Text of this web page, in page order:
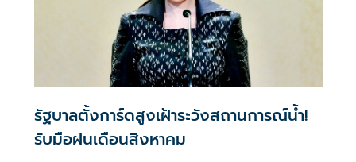
รัฐบาลตั้งการ์ดสูงเฝ้าระวังสถานการณ์น้ำ!
รับมือฝนเดือนสิงหาคม